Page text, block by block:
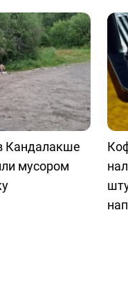
Кандалакше
мусором